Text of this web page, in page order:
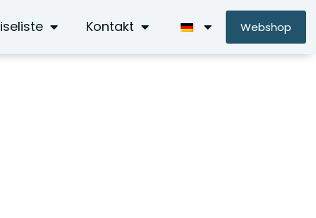
Kontakt Webshop